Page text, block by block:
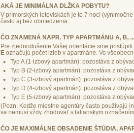
AKÁ JE MINIMÁLNA DLŽKA POBYTU?
V prímorských letoviskách je to 7 nocí
často aj bez obmedzenia.
ČO ZNAMENÁ NAPR. TYP APARTMÁNU A, B,
Pre zjednodušenie Vašej orientácie sme
E označujú počet izieb v apartmáne. Vo
Typ A (1-izbový apartmán): pozostáva z
Typ B (2-izbový apartmán): pozostáva z
Typ C (3-izbový apartmán): pozostáva z
Typ D (4-izbový apartmán): pozostáva z
Typ E (5-izbový apartmán): pozostáva z
(Pozn: Kedže miestne agentúry často používajú
sa nemusí vždy zhodovať s talianskym
ČO JE MAXIMÁLNE OBSADENIE ŠTÚDIA,